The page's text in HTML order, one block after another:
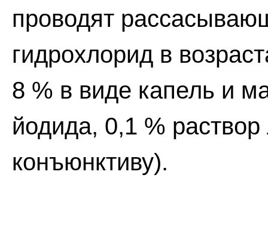
проводят
гидрохлорид в
8 % в виде капель и
йодида, 0,1 %
конъюнктиву).